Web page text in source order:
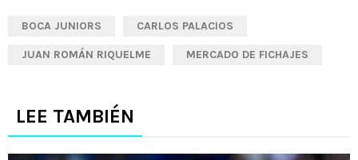
BOCA JUNIORS CARLOS PALACIOS
JUAN ROMÁN RIQUELME MERCADO DE FICHAJES
LEE TAMBIÉN